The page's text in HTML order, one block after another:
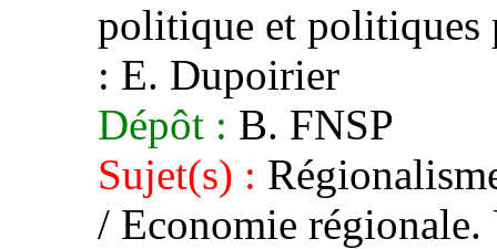
politique et politiques
: E. Dupoirier
Dépôt : B. FNSP
Sujet(s) :
/ Economie